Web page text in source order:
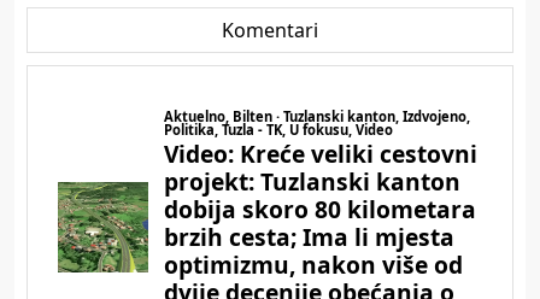
Komentari